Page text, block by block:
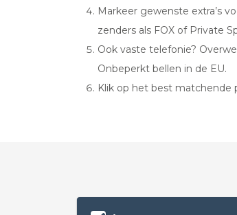
Markeer gewenste extra’s
zenders als FOX of Private
Ook vaste telefonie?
Onbeperkt bellen in de EU.
Klik op het best matchende